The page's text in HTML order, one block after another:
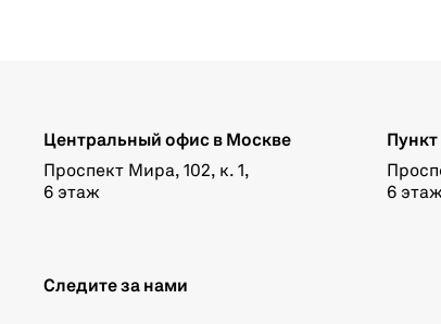
Центральный офис в Москве
Проспект Мира, 102, к. 1,
6 этаж
6
Следите за нами